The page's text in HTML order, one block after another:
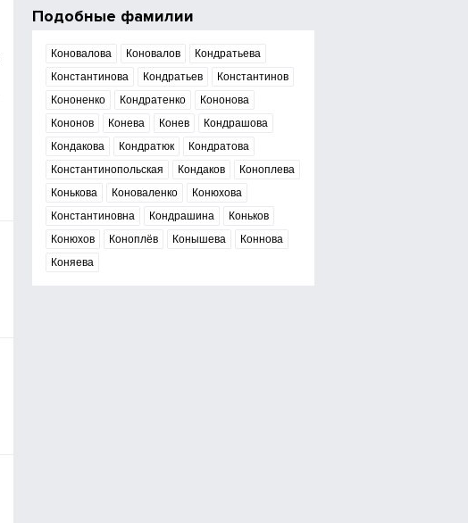
Подобные фамилии
Коновалова Коновалов
Кондратьева
Константинова
Кондратьев
Константинов
Кононенко
Кондратенко
Кононова
Кононов
Конева Конев
Кондрашова
Кондакова
Кондратюк
Кондратова
Константинопольская
Кондаков
Коноплева
Конькова
Коноваленко
Конюхова
Константиновна
Кондрашина
Коньков
Конюхов
Коноплёв Конышева
Коннова
Коняева